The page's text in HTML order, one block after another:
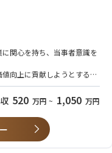
よび契約推進
格評価や仕様合理化を実施
的契約形態の提案
活用
の関与
ではなく、上流工程から関
ます。技術部門と連携しな
す。
関心を持ち、当事者意識を
向上に貢献しようとする視
プライヤ選定や市場動向
たコスト評価に関与した経
520 万円 ~ 1,050 万円